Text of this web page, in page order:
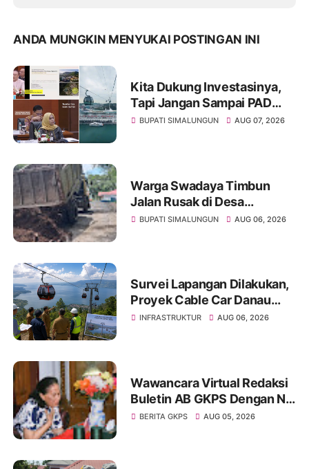
ANDA MUNGKIN MENYUKAI POSTINGAN INI
Kita Dukung Investasinya,
Tapi Jangan Sampai PAD
Simalungun yang Jadi
BUPATI SIMALUNGUN AUG 07, 2026
Warga Swadaya Timbun
Jalan Rusak di Desa
Sibangun Mariah, Harapkan
BUPATI SIMALUNGUN AUG 06, 2026
Survei Lapangan Dilakukan,
Proyek Cable Car Danau
Toba Masih Terkendala
INFRASTRUKTUR AUG 06, 2026
Wawancara Virtual Redaksi
Buletin AB GKPS Dengan Ny
St RK Purba Pakpak Boru
BERITA GKPS AUG 05, 2026